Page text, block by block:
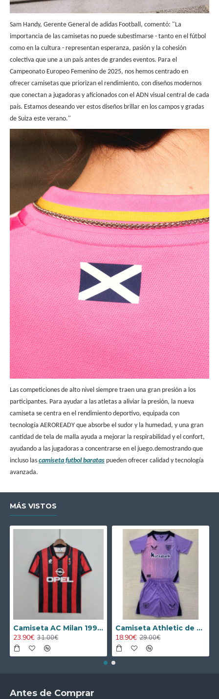
Sam Handy, Gerente General de adidas Football, comentó: "La
importancia de las camisetas no puede subestimarse - tanto en el fútbol
como en la cultura - representan esperanza, pasión y la cohesión
colectiva que une a un país antes de grandes eventos. Para el
Campeonato Europeo Femenino de 2025, nos hemos centrado en
ofrecer camisetas que priorizan el rendimiento, con diseños modernos
que conectan a jugadoras y aficionados con el ADN visual central de cada
país. Estamos deseando ver estos diseños brillar en los campos y gradas
de Suiza este verano."
Las competiciones de alto nivel siempre traen una gran presión a los
participantes. Para ayudar a las atletas a aliviar la presión, la nueva
camiseta se centra en el rendimiento deportivo, equipada con
tecnología AEROREADY que absorbe el sudor y la humedad, y una gran
cantidad de tela de malla ayuda a mejorar la respirabilidad y el confort,
ayudando a las jugadoras a concentrarse en el juego.demostrando que
incluso las camiseta futbol baratas pueden ofrecer calidad y tecnología
avanzada.
MÁS VISTOS
Camiseta AC Milan 1995/1996 Local Retro
23.90€ 31.00€
Camiseta Athletic de Bilbao 2024/2025 Alternativo Niño Kit
18.90€ 29.00€
Antes de Comprar